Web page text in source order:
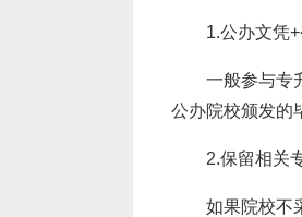
1.公办文凭
一般参与专
公办院校颁发的
2.保留相关
如果院校不